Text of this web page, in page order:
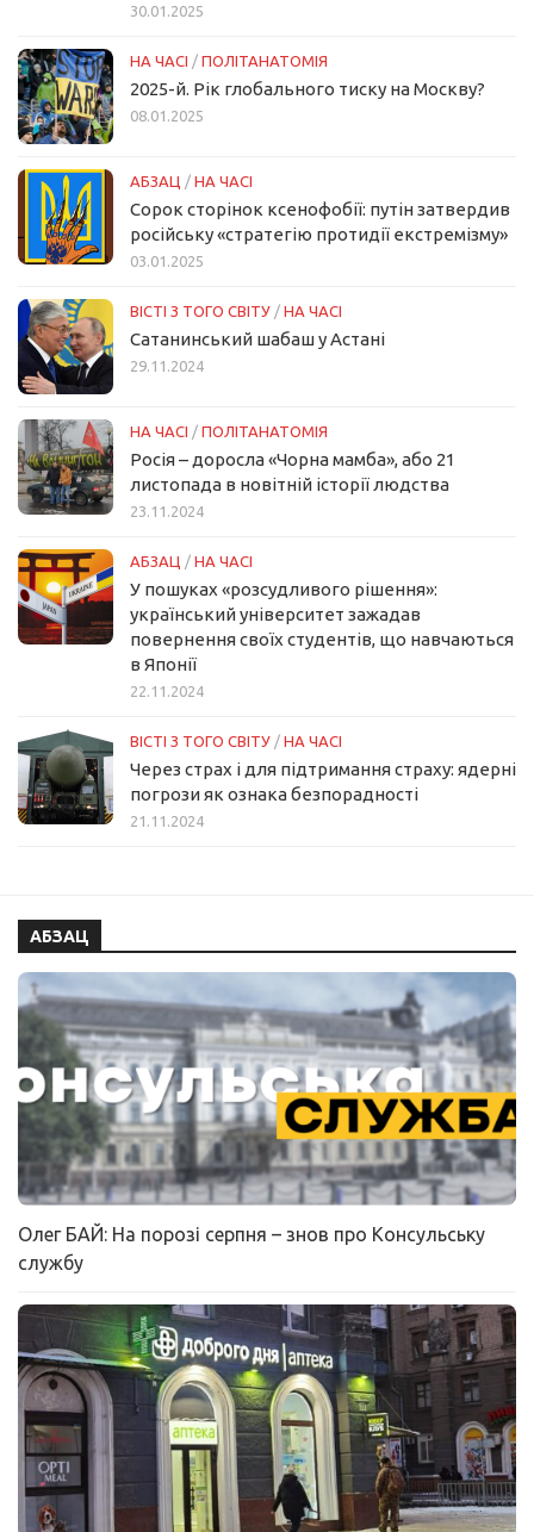
30.01.2025
НА ЧАСІ / ПОЛІТАНАТОМІЯ
2025-й. Рік глобального тиску на Москву?
08.01.2025
АБЗАЦ / НА ЧАСІ
Сорок сторінок ксенофобії: путін затвердив
російську «стратегію протидії екстремізму»
03.01.2025
ВІСТІ З ТОГО СВІТУ / НА ЧАСІ
Сатанинський шабаш у Астані
29.11.2024
НА ЧАСІ / ПОЛІТАНАТОМІЯ
Росія – доросла «Чорна мамба», або 21
листопада в новітній історії людства
23.11.2024
АБЗАЦ / НА ЧАСІ
У пошуках «розсудливого рішення»:
український університет зажадав
повернення своїх студентів, що навчаються
в Японії
22.11.2024
ВІСТІ З ТОГО СВІТУ / НА ЧАСІ
Через страх і для підтримання страху: ядерні
погрози як ознака безпорадності
21.11.2024
АБЗАЦ
Олег БАЙ: На порозі серпня – знов про Консульську
службу